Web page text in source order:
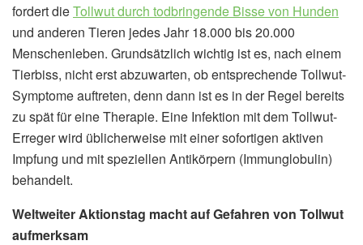
fordert dieTollwut durch todbringende Bisse von Hunden
und anderen Tieren jedes Jahr 18.000 bis 20.000
Menschenleben. Grundsätzlich wichtig ist es, nach einem
Tierbiss, nicht erst abzuwarten, ob entsprechende Tollwut-
Symptome auftreten, denn dann ist es in der Regel bereits
zu spät für eine Therapie. Eine Infektion mit dem Tollwut-
Erreger wird üblicherweise mit einer sofortigen aktiven
Impfung und mit speziellen Antikörpern (Immunglobulin)
behandelt.
Weltweiter Aktionstag macht auf Gefahren von Tollwut
aufmerksam